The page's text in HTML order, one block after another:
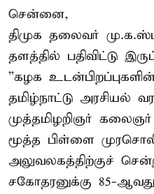
சென்னை,
திமுக தலைவர்
தளத்தில் பதிவிட்டு
”கழக
தமிழ்நாட்டு அரசியல்
முத்தமிழறிஞர்
மூத்த பிள்ளை
அலுவலகத்திற்குச்
சகோதரனுக்கு 85-